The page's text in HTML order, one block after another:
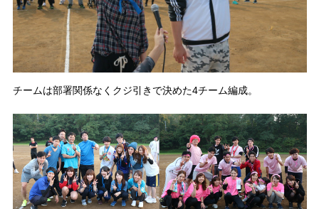
チームは部署関係なくクジ引きで決めた4チーム編成。